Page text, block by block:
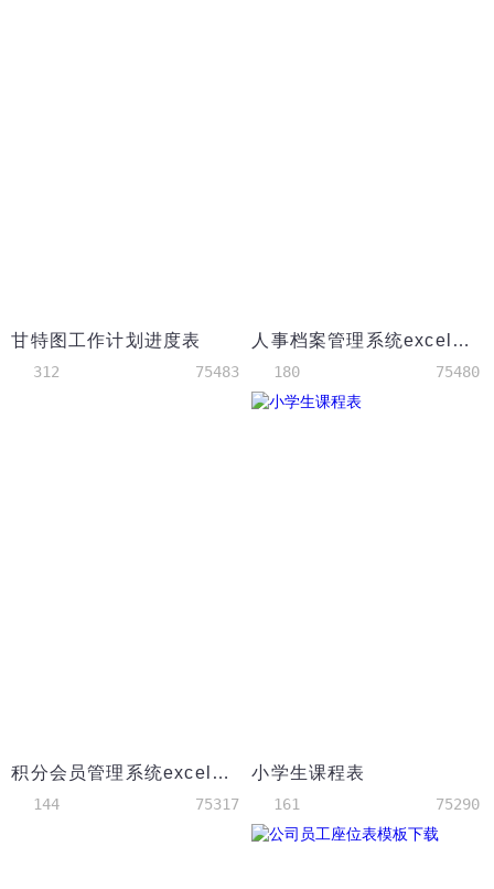
甘特图工作计划进度表
312 75483
人事档案管理系统excel模板
180 75480
积分会员管理系统excel表格模板
144 75317
小学生课程表
161 75290